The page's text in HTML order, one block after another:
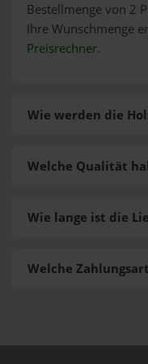
Bestellmenge von 2
Ihre Wunschmenge
Preisrechner.
Wie werden die
Welche
Welche Qualität
Wie lange ist die